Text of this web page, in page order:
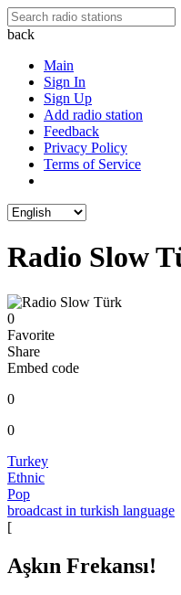
back
Main
Sign In
Sign Up
Add radio station
Feedback
Privacy Policy
Terms of Service
Radio Slow
0
Favorite
Share
Embed code
0
0
Turkey
Ethnic
Pop
broadcast in turkish language
[
Aşkın Frekansı!